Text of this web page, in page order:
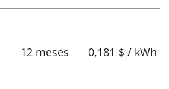
12 meses 0,181 $ / kWh